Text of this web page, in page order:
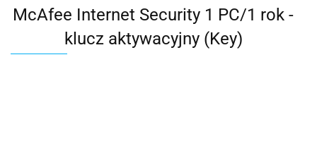
Dodaj zgłoszenie
McAfee Internet Security 1 PC/1 rok -
klucz aktywacyjny (Key)